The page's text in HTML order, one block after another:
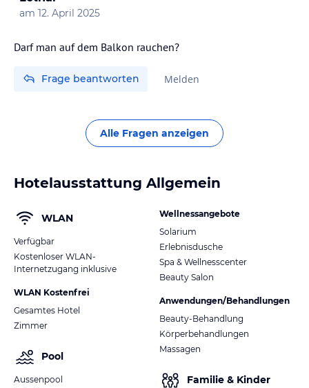
am 12. April 2025
Darf man auf dem Balkon rauchen?
Frage beantworten Melden
Alle Fragen anzeigen
Hotelausstattung Allgemein
WLAN
Verfügbar
Kostenloser WLAN-
Internetzugang inklusive
WLAN Kostenfrei
Gesamtes Hotel
Zimmer
Pool
Aussenpool
Wellnessangebote
Solarium
Erlebnisdusche
Spa & Wellnesscenter
Beauty Salon
Anwendungen/Behandlungen
Beauty-Behandlung
Körperbehandlungen
Massagen
Familie & Kinder